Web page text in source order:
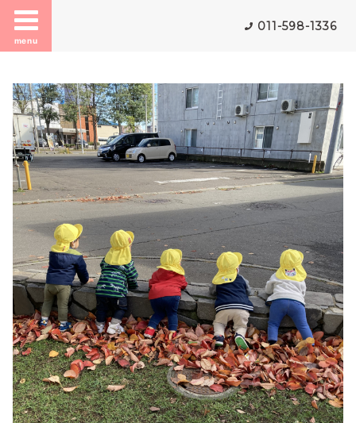
menu
011-598-1336